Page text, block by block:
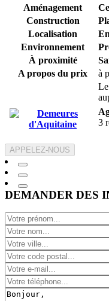
Aménagement
Construction
Localisation
Environnement
À proximité
A propos du prix
à
3
APPELEZ-NOUS
DEMANDER DES